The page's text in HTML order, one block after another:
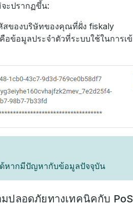
จะปรากฏขึ้น:
สของบริษัทของคุณที่ฝั่ง fiskaly
คือข้อมูลประจำตัวที่ระบบใช้ในการเ
หากมีปัญหากับข้อมูลปัจจุบัน
มปลอดภัยทางเทคนิคกับ